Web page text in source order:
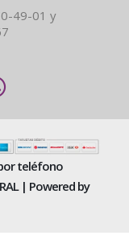
49-01 y
teléfono
| Powered by